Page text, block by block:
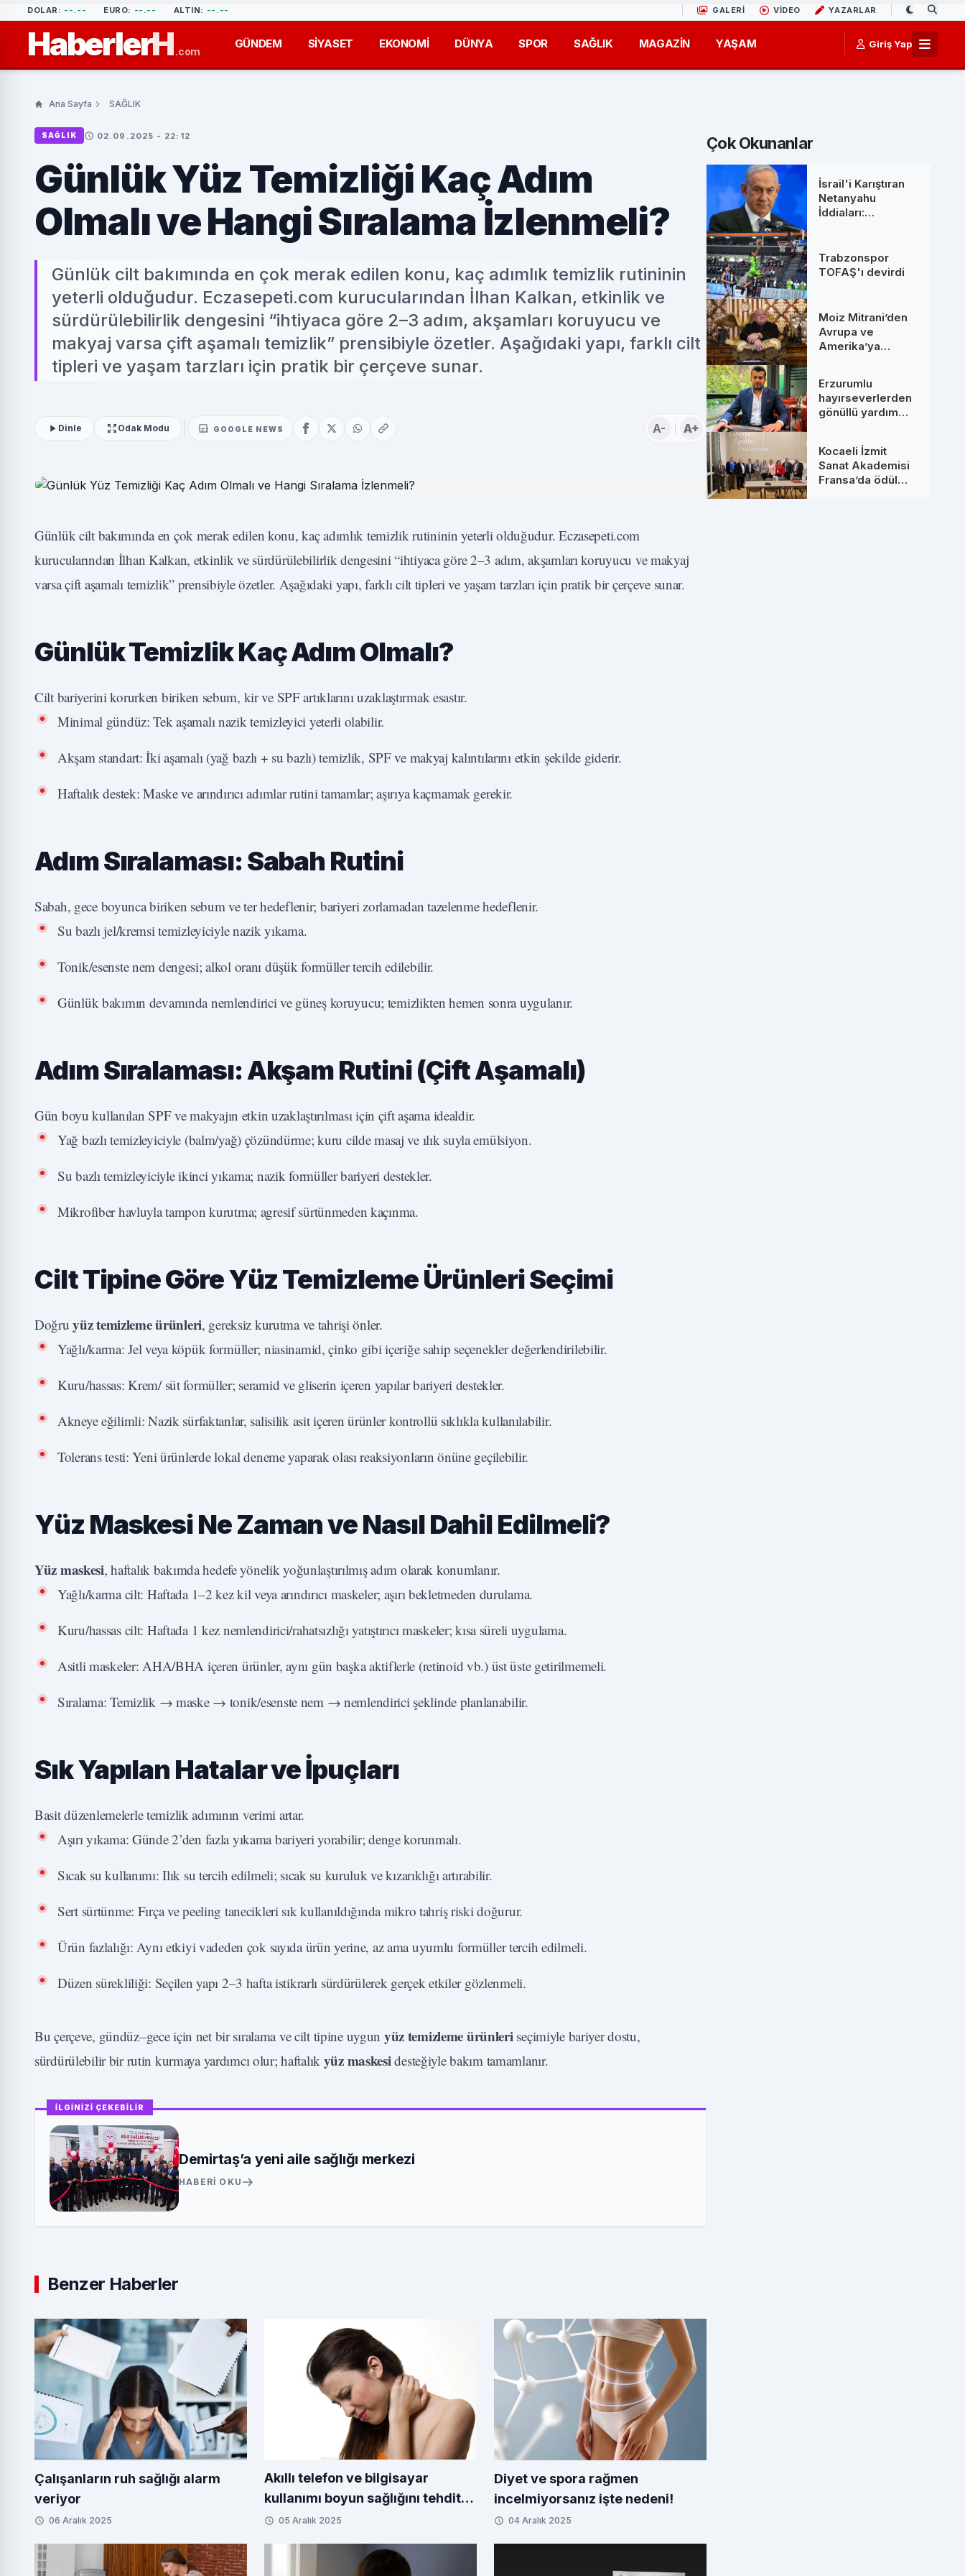
DOLAR: --.-- EURO: --.-- ALTIN: --.-- GALERİ VİDEO YAZARLAR
HaberlerH.com
GÜNDEM SİYASET EKONOMİ DÜNYA SPOR SAĞLIK MAGAZİN YAŞAM Giriş Yap
Ana Sayfa SAĞLIK
SAĞLIK 02.09.2025 - 22:12
Günlük Yüz Temizliği Kaç Adım
Olmalı ve Hangi Sıralama İzlenmeli?
Günlük cilt bakımında en çok merak edilen konu, kaç adımlık temizlik rutininin
yeterli olduğudur. Eczasepeti.com kurucularından İlhan Kalkan, etkinlik ve
sürdürülebilirlik dengesini “ihtiyaca göre 2–3 adım, akşamları koruyucu ve
makyaj varsa çift aşamalı temizlik” prensibiyle özetler. Aşağıdaki yapı, farklı cilt
tipleri ve yaşam tarzları için pratik bir çerçeve sunar.
Dinle Odak Modu GOOGLE NEWS A- A+
Günlük cilt bakımında en çok merak edilen konu, kaç adımlık temizlik rutininin yeterli olduğudur.Eczasepeti.com
kurucularından İlhan Kalkan, etkinlik ve sürdürülebilirlik dengesini “ihtiyaca göre 2–3 adım, akşamları koruyucu ve makyaj
varsa çift aşamalı temizlik” prensibiyle özetler. Aşağıdaki yapı, farklı cilt tipleri ve yaşam tarzları için pratik bir çerçeve sunar.
Günlük Temizlik Kaç Adım Olmalı?
Cilt bariyerini korurken biriken sebum, kir ve SPF artıklarını uzaklaştırmak esastır.
Minimal gündüz: Tek aşamalı nazik temizleyici yeterli olabilir.
Akşam standart: İki aşamalı (yağ bazlı + su bazlı) temizlik, SPF ve makyaj kalıntılarını etkin şekilde giderir.
Haftalık destek: Maske ve arındırıcı adımlar rutini tamamlar; aşırıya kaçmamak gerekir.
Adım Sıralaması: Sabah Rutini
Sabah, gece boyunca biriken sebum ve ter hedeflenir; bariyeri zorlamadan tazelenme hedeflenir.
Su bazlı jel/kremsi temizleyiciyle nazik yıkama.
Tonik/esenste nem dengesi; alkol oranı düşük formüller tercih edilebilir.
Günlük bakımın devamında nemlendirici ve güneş koruyucu; temizlikten hemen sonra uygulanır.
Adım Sıralaması: Akşam Rutini (Çift Aşamalı)
Gün boyu kullanılan SPF ve makyajın etkin uzaklaştırılması için çift aşama idealdir.
Yağ bazlı temizleyiciyle (balm/yağ) çözündürme; kuru cilde masaj ve ılık suyla emülsiyon.
Su bazlı temizleyiciyle ikinci yıkama; nazik formüller bariyeri destekler.
Mikrofiber havluyla tampon kurutma; agresif sürtünmeden kaçınma.
Cilt Tipine Göre Yüz Temizleme Ürünleri Seçimi
Doğruyüz temizleme ürünleri, gereksiz kurutma ve tahrişi önler.
Yağlı/karma: Jel veya köpük formüller; niasinamid, çinko gibi içeriğe sahip seçenekler değerlendirilebilir.
Kuru/hassas: Krem/ süt formüller; seramid ve gliserin içeren yapılar bariyeri destekler.
Akneye eğilimli: Nazik sürfaktanlar, salisilik asit içeren ürünler kontrollü sıklıkla kullanılabilir.
Tolerans testi: Yeni ürünlerde lokal deneme yaparak olası reaksiyonların önüne geçilebilir.
Yüz Maskesi Ne Zaman ve Nasıl Dahil Edilmeli?
Yüz maskesi, haftalık bakımda hedefe yönelik yoğunlaştırılmış adım olarak konumlanır.
Yağlı/karma cilt: Haftada 1–2 kez kil veya arındırıcı maskeler; aşırı bekletmeden durulama.
Kuru/hassas cilt: Haftada 1 kez nemlendirici/rahatsızlığı yatıştırıcı maskeler; kısa süreli uygulama.
Asitli maskeler: AHA/BHA içeren ürünler, aynı gün başka aktiflerle (retinoid vb.) üst üste getirilmemeli.
Sıralama: Temizlik → maske → tonik/esenste nem → nemlendirici şeklinde planlanabilir.
Sık Yapılan Hatalar ve İpuçları
Basit düzenlemelerle temizlik adımının verimi artar.
Aşırı yıkama: Günde 2’den fazla yıkama bariyeri yorabilir; denge korunmalı.
Sıcak su kullanımı: Ilık su tercih edilmeli; sıcak su kuruluk ve kızarıklığı artırabilir.
Sert sürtünme: Fırça ve peeling tanecikleri sık kullanıldığında mikro tahriş riski doğurur.
Ürün fazlalığı: Aynı etkiyi vadeden çok sayıda ürün yerine, az ama uyumlu formüller tercih edilmeli.
Düzen sürekliliği: Seçilen yapı 2–3 hafta istikrarlı sürdürülerek gerçek etkiler gözlenmeli.
Bu çerçeve, gündüz–gece için net bir sıralama ve cilt tipine uygun yüz temizleme ürünleriseçimiyle bariyer dostu,
sürdürülebilir bir rutin kurmaya yardımcı olur; haftalık yüz maskesidesteğiyle bakım tamamlanır.
İLGİNİZİ ÇEKEBİLİR
Demirtaş’a yeni aile sağlığı merkezi
HABERI OKU
Benzer Haberler
Çalışanların ruh sağlığı alarm
veriyor
06 Aralık 2025
Akıllı telefon ve bilgisayar
kullanımı boyun sağlığını tehdit
ediyor
05 Aralık 2025
Diyet ve spora rağmen
incelmiyorsanız işte nedeni!
04 Aralık 2025
Çok Okunanlar
İsrail'i Karıştıran
Netanyahu
İddiaları:
Söylentilerine Net
Yanıt
Trabzonspor
TOFAŞ'ı devirdi
Moiz Mitrani’den
Avrupa ve
Amerika’ya
Ortaklarıyla
Zirveye Çıkıyor
Erzurumlu
hayırseverlerden
gönüllü yardım
Kocaeli İzmit
Sanat Akademisi
Fransa’da ödül